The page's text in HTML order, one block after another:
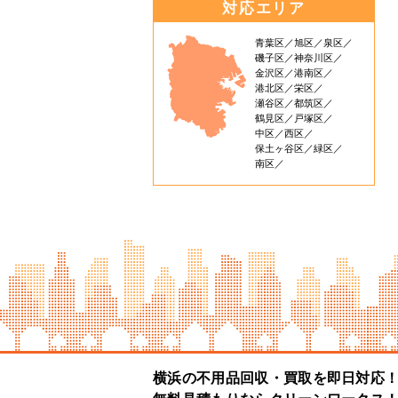
対応エリア
青葉区 旭区
泉区
磯子区
神奈川区
金沢区
港南区
港北区
栄区
瀬谷区
都筑区
鶴見区
戸塚区
中区
西区
保土ヶ谷区
緑区
南区
横浜の不用品回収・買取を即日対応